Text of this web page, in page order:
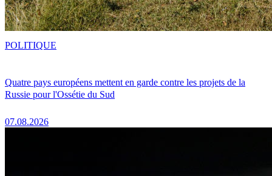
Quatre pays européens mettent en garde contre les projets de la
Russie pour l'Ossétie du Sud
07.08.2026
POLITIQUE